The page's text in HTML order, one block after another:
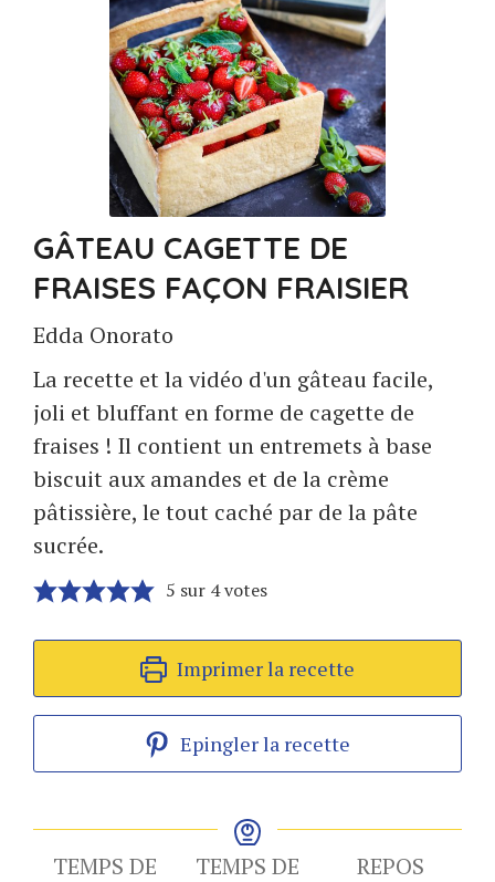
GÂTEAU CAGETTE DE
FRAISES FAÇON FRAISIER
Edda Onorato
La recette et la vidéo d'un gâteau facile,
joli et bluffant en forme de cagette de
fraises ! Il contient un entremets à base
biscuit aux amandes et de la crème
pâtissière, le tout caché par de la pâte
sucrée.
5 sur 4votes
Imprimer la recette
Epingler la recette
TEMPS DE
TEMPS DE
REPOS